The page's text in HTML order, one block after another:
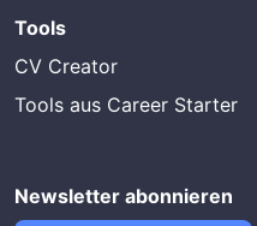
Tools
CV Creator
Tools aus Career Starter
Newsletter abonnieren